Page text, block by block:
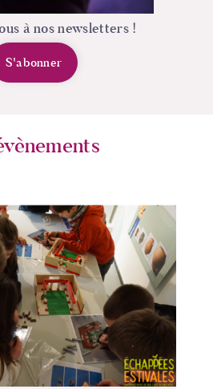
à nos newsletters !
S'abonner